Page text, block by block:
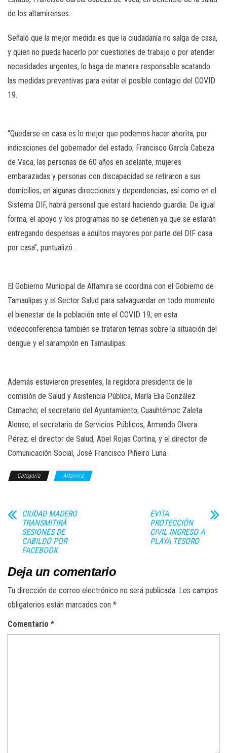
de los altamirenses.
Señaló que la mejor medida es que la ciudadanía no salga de casa,
y quien no pueda hacerlo por cuestiones de trabajo o por atender
necesidades urgentes, lo haga de manera responsable acatando
las medidas preventivas para evitar el posible contagio del COVID
19.
“Quedarse en casa es lo mejor que podemos hacer ahorita, por
indicaciones del gobernador del estado, Francisco García Cabeza
de Vaca, las personas de 60 años en adelante, mujeres
embarazadas y personas con discapacidad se retiraron a sus
domicilios; en algunas direcciones y dependencias, así como en el
Sistema DIF, habrá personal que estará haciendo guardia. De igual
forma, el apoyo y los programas no se detienen ya que se estarán
entregando despensas a adultos mayores por parte del DIF casa
por casa”, puntualizó.
El Gobierno Municipal de Altamira se coordina con el Gobierno de
Tamaulipas y el Sector Salud para salvaguardar en todo momento
el bienestar de la población ante el COVID 19; en esta
videoconferencia también se trataron temas sobre la situación del
dengue y el sarampión en Tamaulipas.
Además estuvieron presentes, la regidora presidenta de la
comisión de Salud y Asistencia Pública, María Elia González
Camacho; el secretario del Ayuntamiento, Cuauhtémoc Zaleta
Alonso; el secretario de Servicios Públicos, Armando Olvera
Pérez; el director de Salud, Abel Rojas Cortina, y el director de
Comunicación Social, José Francisco Piñeiro Luna.
Categoría Altamira
CIUDAD MADERO
TRANSMITIRÁ
SESIONES DE
CABILDO POR
FACEBOOK
EVITA
PROTECCIÓN
CIVIL INGRESO A
PLAYA TESORO
Deja un comentario
Tu dirección de correo electrónico no será publicada. Los campos
obligatorios están marcados con *
Comentario *